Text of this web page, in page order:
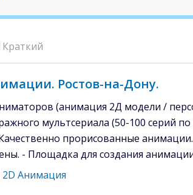
Краткий
Ростов-на-Дону.
(анимация 2Д модели /
мультсериала (50-100 серий по
прорисованные
- Площадка для создания
2D Анимация